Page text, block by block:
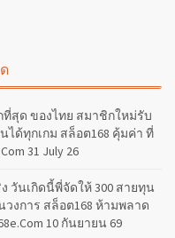
ที่สุด ของไทย สมาชิกใหม่รับ
ได้ทุกเกม สล็อต168 คุ้มค่า ที่
31 July 26
วันเกิดนี้พี่จัดให้ 300 สายทุน
งการ สล็อต168 ห้ามพลาด
10 กันยายน 69